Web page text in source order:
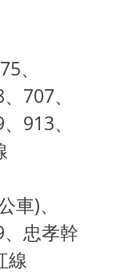
、
707、
913、
)、
忠孝幹
線